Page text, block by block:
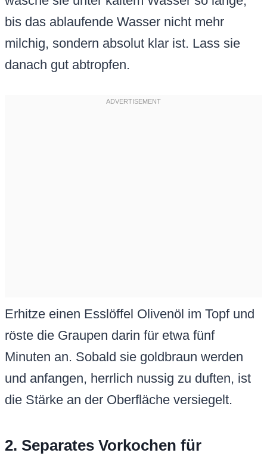
bis das ablaufende Wasser nicht mehr
milchig, sondern absolut klar ist. Lass sie
danach gut abtropfen.
Erhitze einen Esslöffel Olivenöl im Topf und
röste die Graupen darin für etwa fünf
Minuten an. Sobald sie goldbraun werden
und anfangen, herrlich nussig zu duften, ist
die Stärke an der Oberfläche versiegelt.
2. Separates Vorkochen für